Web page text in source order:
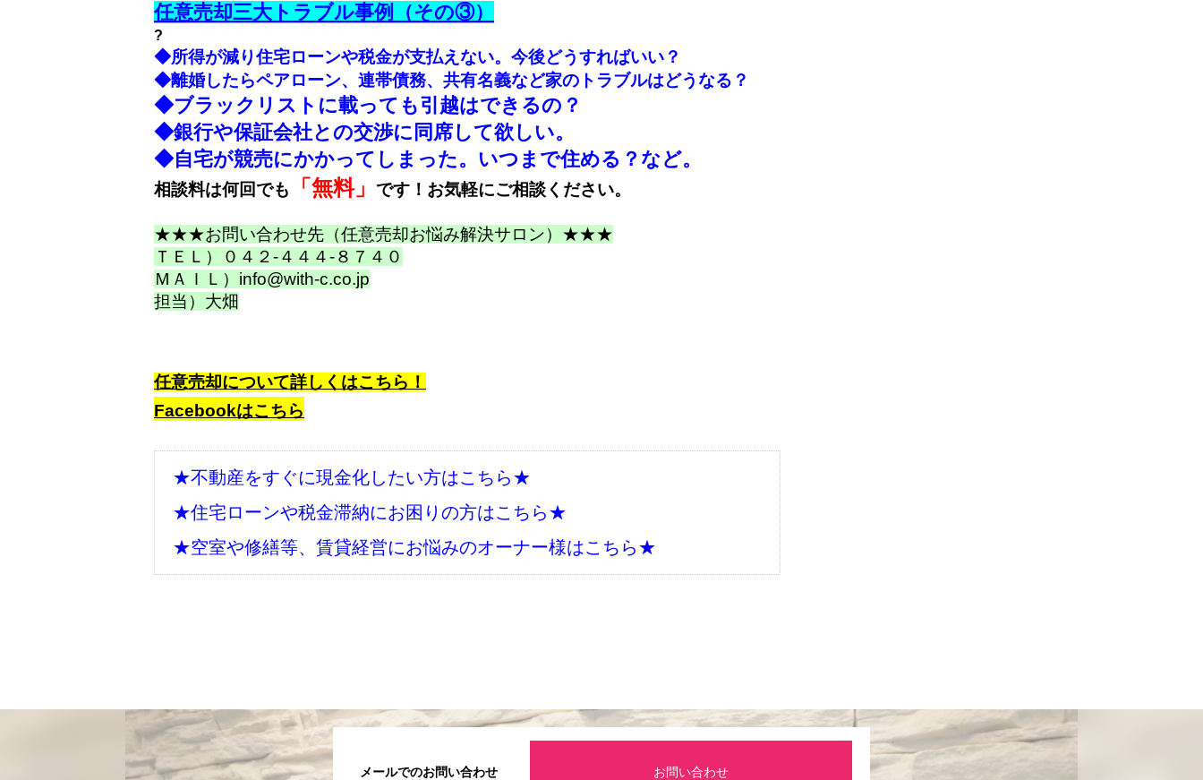
任意売却三大トラブル事例（その③）
?
◆所得が減り住宅ローンや税金が支払えない。今後どうすればいい？
◆離婚したらペアローン、連帯債務、共有名義など家のトラブルはどうなる？
◆ブラックリストに載っても引越はできるの？
◆銀行や保証会社との交渉に同席して欲しい。
◆自宅が競売にかかってしまった。いつまで住める？など。
相談料は何回でも 「無料」 です！お気軽にご相談ください。
★★★お問い合わせ先（任意売却お悩み解決サロン）★★★
ＴＥＬ）
０４２-４４４-８７４０
ＭＡＩＬ） info@with-c.co.jp
担当）大畑
任意売却について詳しくはこちら！
Facebookはこちら
★不動産をすぐに現金化したい方はこちら★
★住宅ローンや税金滞納にお困りの方はこちら★
★空室や修繕等、賃貸経営にお悩みのオーナー様はこちら★
メールでのお問い合わせ お問い合わせ